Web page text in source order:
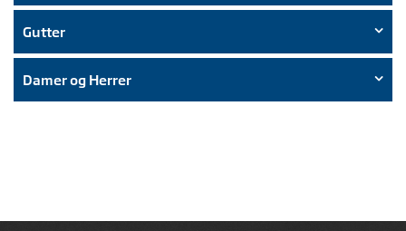
Gutter
Damer og Herrer